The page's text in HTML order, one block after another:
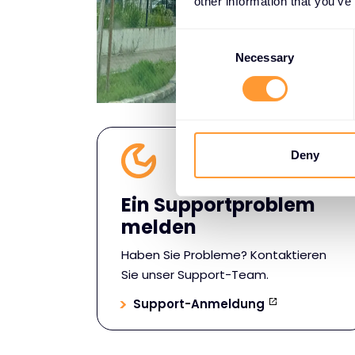
n
s
e
l
e
o
Necessary
Deny
Ein Supportproblem
melden
Haben Sie Probleme? Kontaktieren
Sie unser Support-Team.
Support-Anmeldung